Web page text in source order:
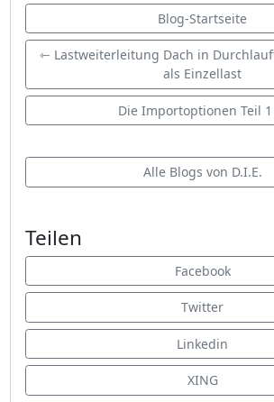
Blog-Startseite
⇽ Lastweiterleitung Dach in
als Einzellast
Die Importoptionen Teil
Alle Blogs von D.I.E.
Teilen
Facebook
Twitter
Linkedin
XING